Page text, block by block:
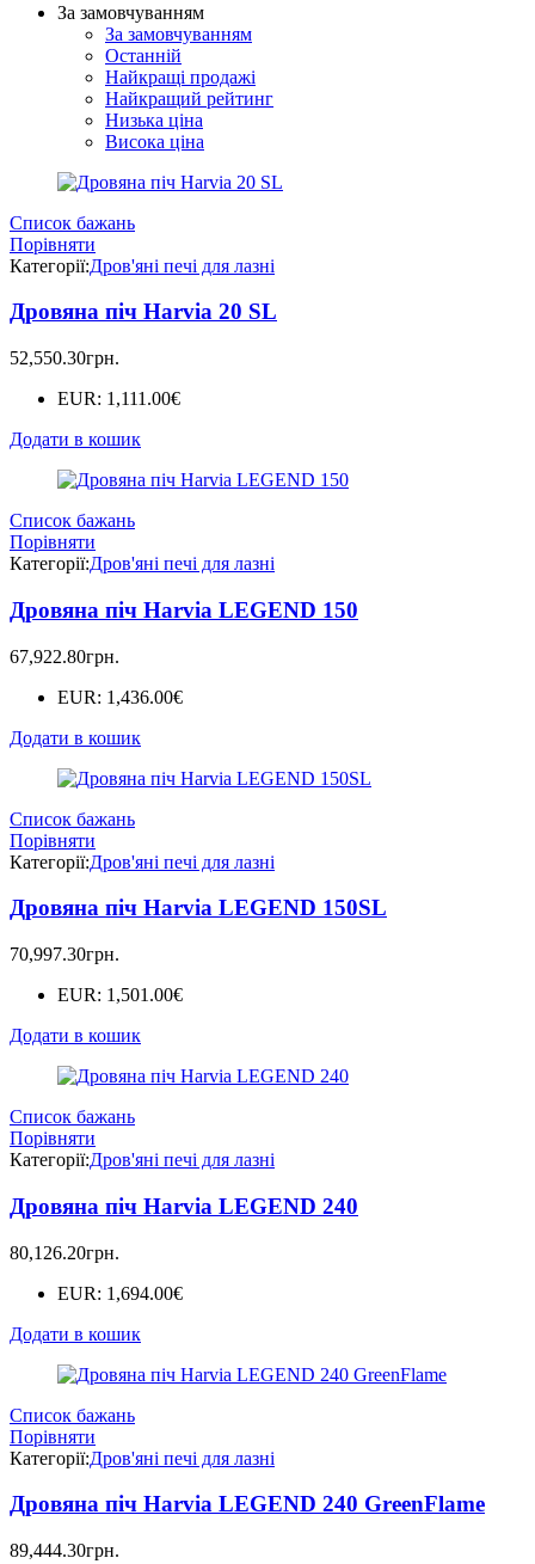
За замовчуванням
За замовчуванням
Останній
Найкращі продажі
Найкращий рейтинг
Низька ціна
Висока ціна
Список бажань
Порівняти
Категорії:Дров'яні печі для лазні
Дровяна піч Harvia 20 SL
52,550.30грн.
EUR: 1,111.00€
Додати в кошик
Список бажань
Порівняти
Категорії:Дров'яні печі для лазні
Дровяна піч Harvia LEGEND 150
67,922.80грн.
EUR: 1,436.00€
Додати в кошик
Список бажань
Порівняти
Категорії:Дров'яні печі для лазні
Дровяна піч Harvia LEGEND 150SL
70,997.30грн.
EUR: 1,501.00€
Додати в кошик
Список бажань
Порівняти
Категорії:Дров'яні печі для лазні
Дровяна піч Harvia LEGEND 240
80,126.20грн.
EUR: 1,694.00€
Додати в кошик
Список бажань
Порівняти
Категорії:Дров'яні печі для лазні
Дровяна піч Harvia LEGEND 240 GreenFlame
89,444.30грн.